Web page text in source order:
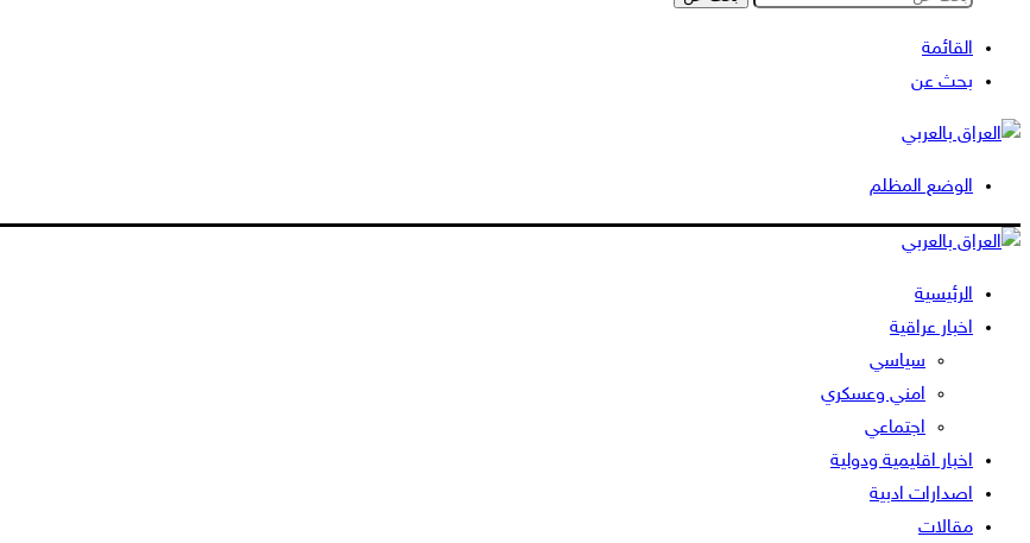
القائمة
بحث عن
الوضع المظلم
الرئيسية
اخبار عراقية
سياسي
امني وعسكري
اجتماعي
اخبار اقليمية ودولية
اصدارات ادبية
مقالات